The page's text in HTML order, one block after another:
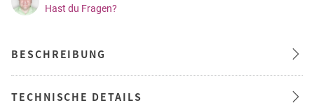
Hast du Fragen?
BESCHREIBUNG
TECHNISCHE DETAILS